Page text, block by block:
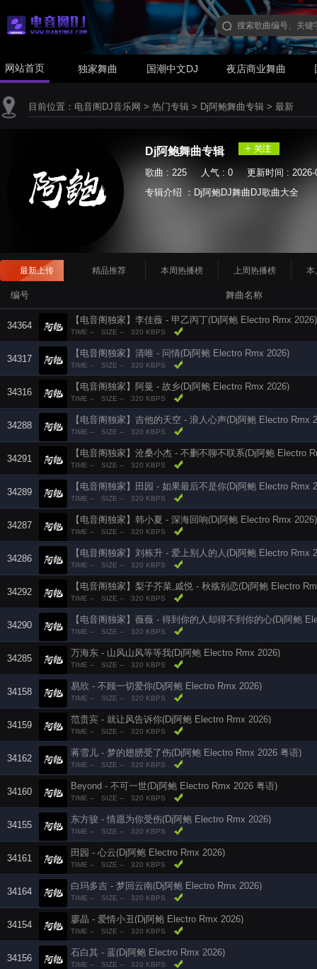
网站首页 独家舞曲 国潮中文DJ 夜店商业舞曲
目前位置： 电音阁DJ音乐网 > 热门专辑 > Dj阿鲍舞曲专辑 > 最新
Dj阿鲍舞曲专辑
歌曲 : 225 人气 : 0 更新时间 : 2026-
专辑介绍 ：Dj阿鲍DJ舞曲DJ歌曲大全
最新上传 精品推荐 本周热播榜 上周热播榜 本
编号 舞曲名称
34364
【电音阁独家】李佳薇 - 甲乙丙丁(Dj阿鲍 Electro Rmx 2026)
TIME -- SIZE -- 320 KBPS
34317
【电音阁独家】清唯 - 问情(Dj阿鲍 Electro Rmx 2026)
TIME -- SIZE -- 320 KBPS
34316
【电音阁独家】阿曼 - 故乡(Dj阿鲍 Electro Rmx 2026)
TIME -- SIZE -- 320 KBPS
34288
【电音阁独家】吉他的天空 - 浪人心声(Dj阿鲍 Electro Rmx
TIME -- SIZE -- 320 KBPS
34291
【电音阁独家】沧桑小杰 - 不删不聊不联系(Dj阿鲍 Electro
TIME -- SIZE -- 320 KBPS
34289
【电音阁独家】田园 - 如果最后不是你(Dj阿鲍 Electro Rmx
TIME -- SIZE -- 320 KBPS
34287
【电音阁独家】韩小夏 - 深海回响(Dj阿鲍 Electro Rmx 2026)
TIME -- SIZE -- 320 KBPS
34286
【电音阁独家】刘栋升 - 爱上别人的人(Dj阿鲍 Electro Rmx
TIME -- SIZE -- 320 KBPS
34292
【电音阁独家】梨子芥菜,戚悦 - 秋殇别恋(Dj阿鲍 Electro
TIME -- SIZE -- 320 KBPS
34290
【电音阁独家】薇薇 - 得到你的人却得不到你的心(Dj阿鲍
TIME -- SIZE -- 320 KBPS
34285
万海东 - 山风山风等等我(Dj阿鲍 Electro Rmx 2026)
TIME -- SIZE -- 320 KBPS
34158
易欣 - 不顾一切爱你(Dj阿鲍 Electro Rmx 2026)
TIME -- SIZE -- 320 KBPS
34159
范贵宾 - 就让风告诉你(Dj阿鲍 Electro Rmx 2026)
TIME -- SIZE -- 320 KBPS
34162
蒋雪儿 - 梦的翅膀受了伤(Dj阿鲍 Electro Rmx 2026 粤语)
TIME -- SIZE -- 320 KBPS
34160
Beyond - 不可一世(Dj阿鲍 Electro Rmx 2026 粤语)
TIME -- SIZE -- 320 KBPS
34155
东方骏 - 情愿为你受伤(Dj阿鲍 Electro Rmx 2026)
TIME -- SIZE -- 320 KBPS
34161
田园 - 心云(Dj阿鲍 Electro Rmx 2026)
TIME -- SIZE -- 320 KBPS
34164
白玛多吉 - 梦回云南(Dj阿鲍 Electro Rmx 2026)
TIME -- SIZE -- 320 KBPS
34154
廖晶 - 爱情小丑(Dj阿鲍 Electro Rmx 2026)
TIME -- SIZE -- 320 KBPS
34156
石白其 - 蓝(Dj阿鲍 Electro Rmx 2026)
TIME -- SIZE -- 320 KBPS